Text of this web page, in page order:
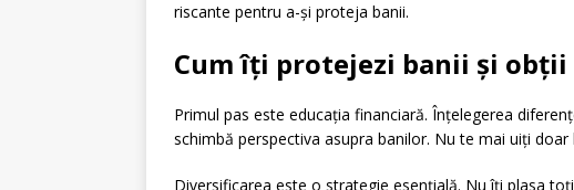
riscante pentru a-și proteja banii.
Cum îți protejezi banii și
Primul pas este educația financiară. Înțelegerea
schimbă perspectiva asupra banilor. Nu te mai uiți doar
Diversificarea este o strategie esențială. Nu îți plasa